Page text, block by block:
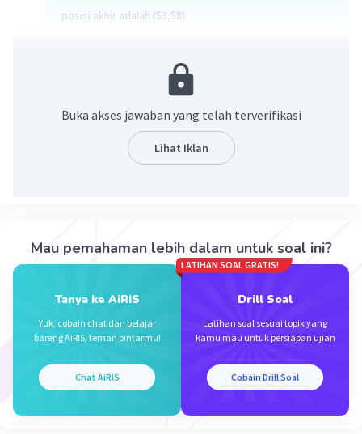
posisi akhir adalah (53,58)
bergerak ke kanan sejauh 3 satuan, maka (50+3,60) =
bergerak ke bawah sejauh 2 satuan, maka
(53,60-2) = (53,58).
Beri Rating· 0) Balas
Buka akses jawaban yang telah terverifikasi
Lihat Iklan
Mau pemahaman lebih dalam untuk soal ini?
Tanya ke AiRIS
Yuk, cobain chat dan belajar
bareng AiRIS, teman pintarmu!
Chat AiRIS
LATIHAN SOAL GRATIS!
Drill Soal
Latihan soal sesuai topik yang
kamu mau untuk persiapan ujian
Cobain Drill Soal